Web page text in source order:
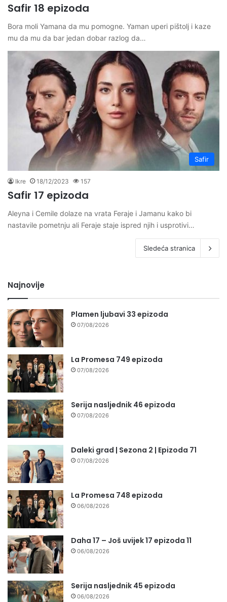
Safir 18 epizoda
Bora moli Yamana da mu pomogne. Yaman uperi pištolj i kaze
mu da mu da bar jedan dobar razlog da…
Safir
Ikre 18/12/2023 157
Safir 17 epizoda
Aleyna i Cemile dolaze na vrata Feraje i Jamanu kako bi
nastavile pometnju ali Feraje staje ispred njih i usprotivi…
Sledeća stranica
Najnovije
Plamen ljubavi 33 epizoda
07/08/2026
La Promesa 749 epizoda
07/08/2026
Serija nasljednik 46 epizoda
07/08/2026
Daleki grad | Sezona 2 | Epizoda 71
07/08/2026
La Promesa 748 epizoda
06/08/2026
Daha 17 – Još uvijek 17 epizoda 11
06/08/2026
Serija nasljednik 45 epizoda
06/08/2026